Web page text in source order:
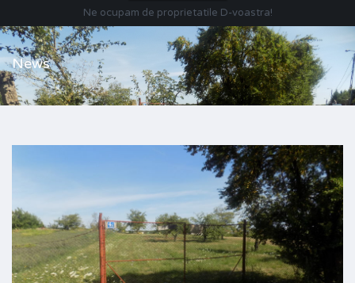
Ne ocupam de proprietatile D-voastra!
News